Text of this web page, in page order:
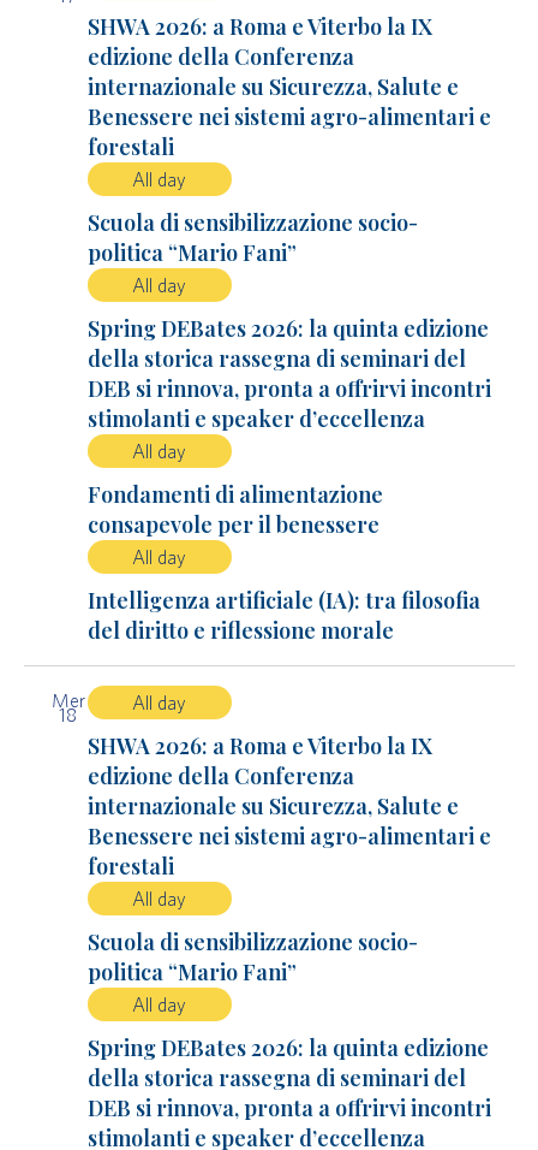
SHWA 2026: a Roma e Viterbo la IX
edizione della Conferenza
internazionale su Sicurezza, Salute e
Benessere nei sistemi agro-alimentari e
forestali
All day
Scuola di sensibilizzazione socio-
politica “Mario Fani”
All day
Spring DEBates 2026: la quinta edizione
della storica rassegna di seminari del
DEB si rinnova, pronta a offrirvi incontri
stimolanti e speaker d’eccellenza
All day
Fondamenti di alimentazione
consapevole per il benessere
All day
Intelligenza artificiale (IA): tra filosofia
del diritto e riflessione morale
Mer
18
All day
SHWA 2026: a Roma e Viterbo la IX
edizione della Conferenza
internazionale su Sicurezza, Salute e
Benessere nei sistemi agro-alimentari e
forestali
All day
Scuola di sensibilizzazione socio-
politica “Mario Fani”
All day
Spring DEBates 2026: la quinta edizione
della storica rassegna di seminari del
DEB si rinnova, pronta a offrirvi incontri
stimolanti e speaker d’eccellenza